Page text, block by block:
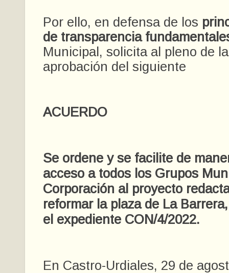
Por ello, en defensa de los
de transparencia
Municipal, solicita al pleno de
aprobación del siguiente
ACUERDO
Se ordene y se facilite de
acceso a todos los Grupos
Corporación al proyecto
reformar la plaza de La
el expediente CON/4/2022.
En Castro-Urdiales, 29 de